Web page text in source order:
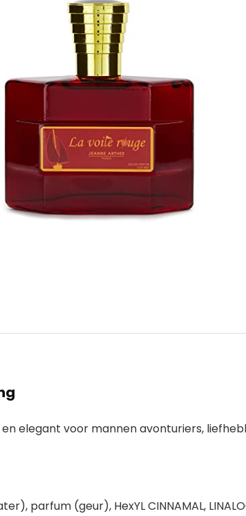
elegant voor mannen avonturiers,
parfum (geur), HexYL CINNAMAL,